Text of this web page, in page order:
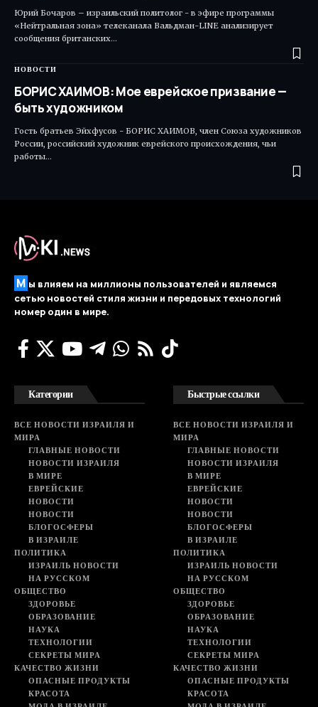
Юрий Бочаров – израильский политолог - в эфире программы
«Нейтральная зона» телеканала Вальдман-LINE анализирует
сообщения британских…
НОВОСТИ
БОРИС ХАИМОВ: Мое еврейское призвание —
быть художником
Гость братьев Эйхфусов - БОРИС ХАИМОВ, член Союза художников
России, российский художник еврейского происхождения, чьи
работы…
М ы влияем на миллионы пользователей и являемся
сетью новостей стиля жизни и передовых технологий
номер один в мире.
Категории
ВСЕ НОВОСТИ ИЗРАИЛЯ И
МИРА
ГЛАВНЫЕ НОВОСТИ
НОВОСТИ ИЗРАИЛЯ
В МИРЕ
ЕВРЕЙСКИЕ
НОВОСТИ
НОВОСТИ
БЛОГОСФЕРЫ
В ИЗРАИЛЕ
ПОЛИТИКА
ИЗРАИЛЬ НОВОСТИ
НА РУССКОМ
ОБЩЕСТВО
ЗДОРОВЬЕ
ОБРАЗОВАНИЕ
НАУКА
ТЕХНОЛОГИИ
СЕКРЕТЫ МИРА
КАЧЕСТВО ЖИЗНИ
ОПАСНЫЕ ПРОДУКТЫ
КРАСОТА
Быстрые ссылки
ВСЕ НОВОСТИ ИЗРАИЛЯ И
МИРА
ГЛАВНЫЕ НОВОСТИ
НОВОСТИ ИЗРАИЛЯ
В МИРЕ
ЕВРЕЙСКИЕ
НОВОСТИ
НОВОСТИ
БЛОГОСФЕРЫ
В ИЗРАИЛЕ
ПОЛИТИКА
ИЗРАИЛЬ НОВОСТИ
НА РУССКОМ
ОБЩЕСТВО
ЗДОРОВЬЕ
ОБРАЗОВАНИЕ
НАУКА
ТЕХНОЛОГИИ
СЕКРЕТЫ МИРА
КАЧЕСТВО ЖИЗНИ
ОПАСНЫЕ ПРОДУКТЫ
КРАСОТА